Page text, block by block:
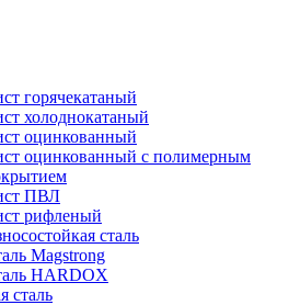
горячекатаный
холоднокатаный
оцинкованный
оцинкованный с полимерным
ПВЛ
рифленый
сталь
Magstrong
HARDOX
сталь